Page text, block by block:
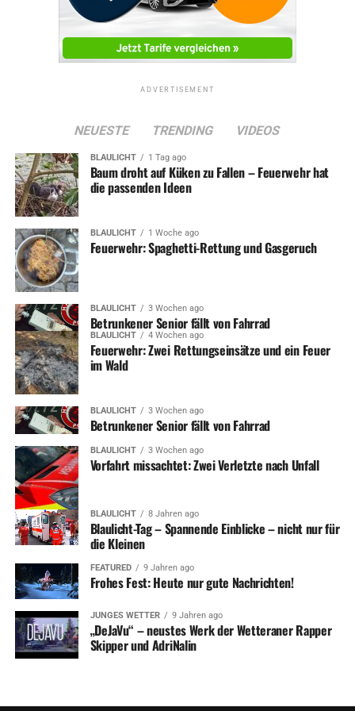
noch an diesem Projekt mitarbeiten will, ist herzlich zur
Teilnahme eingeladen. Weitere Infos gibt es bei Birgit
Gräfen-Loer von der Stadt Wetter unter Tel.: 840546.
Archivbild
RELATED TOPICS: NEWS POLITIK
UP NEXT
„Gefühlsechte“ gelbe Säcke sorgen für Müllchaos in der
Stadt
DON'T MISS
Kaiserstraße soll noch schöner werden!
ADVERTISEMENT
NEUESTE TRENDING VIDEOS
BLAULICHT 1 Tag ago
Baum droht auf Küken zu Fallen – Feuerwehr hat
die passenden Ideen
BLAULICHT 1 Woche ago
Feuerwehr: Spaghetti-Rettung und Gasgeruch
BLAULICHT 3 Wochen ago
Betrunkener Senior fällt von Fahrrad
BLAULICHT 4 Wochen ago
Feuerwehr: Zwei Rettungseinsätze und ein Feuer
im Wald
BLAULICHT 3 Wochen ago
Betrunkener Senior fällt von Fahrrad
BLAULICHT 3 Wochen ago
Vorfahrt missachtet: Zwei Verletzte nach Unfall
BLAULICHT 8 Jahren ago
Blaulicht-Tag – Spannende Einblicke – nicht nur für
die Kleinen
FEATURED 9 Jahren ago
Frohes Fest: Heute nur gute Nachrichten!
JUNGES WETTER 9 Jahren ago
„DeJaVu“ – neustes Werk der Wetteraner Rapper
Skipper und AdriNalin